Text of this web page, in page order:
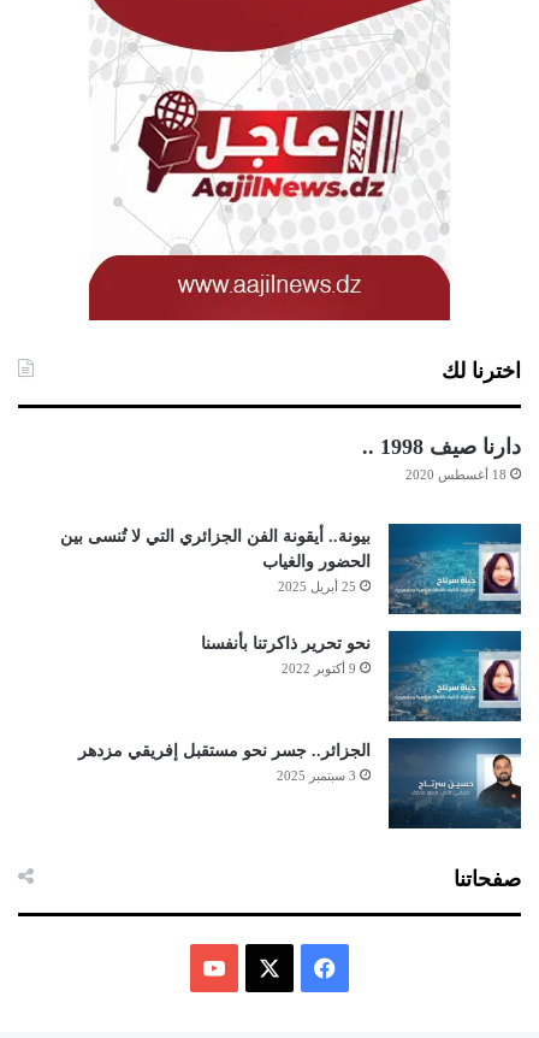
اخترنا لك
دارنا صيف 1998 ..
18 أغسطس 2020
بيونة.. أيقونة الفن الجزائري التي لا تُنسى بين
الحضور والغياب
25 أبريل 2025
نحو تحرير ذاكرتنا بأنفسنا
9 أكتوبر 2022
الجزائر.. جسر نحو مستقبل إفريقي مزدهر
3 سبتمبر 2025
صفحاتنا